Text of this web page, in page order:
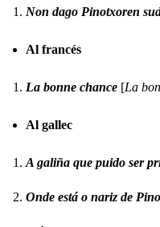
Non dago Pinotxoren
Al francés
La bonne chance [La
Al gallec
A galiña que puido ser
Onde está o nariz de